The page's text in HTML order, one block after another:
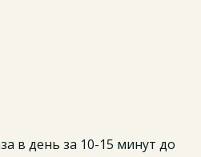
в день за 10-15 минут до